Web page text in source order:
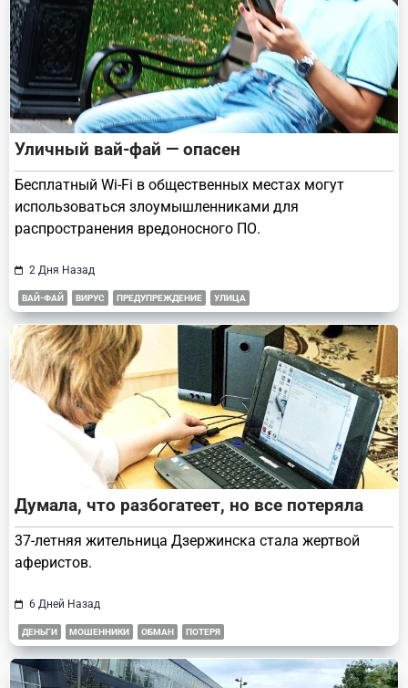
Уличный вай-фай — опасен
Бесплатный Wi-Fi в общественных местах могут
использоваться злоумышленниками для
распространения вредоносного ПО.
2 Дня Назад
ВАЙ-ФАЙ ВИРУС ПРЕДУПРЕЖДЕНИЕ УЛИЦА
Думала, что разбогатеет, но все потеряла
37-летняя жительница Дзержинска стала жертвой
аферистов.
6 Дней Назад
ДЕНЬГИ МОШЕННИКИ ОБМАН ПОТЕРЯ